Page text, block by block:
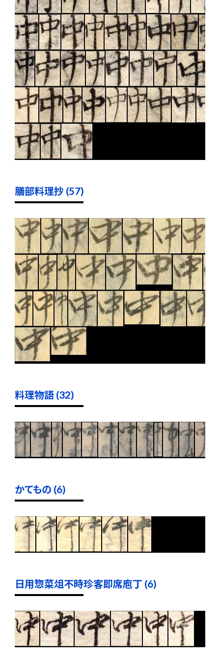
膳部料理抄 (57)
料理物語 (32)
かてもの (6)
日用惣菜俎不時珍客即席庖丁 (6)